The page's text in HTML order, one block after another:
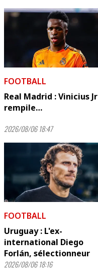
FOOTBALL
Real Madrid : Vinicius Jr
rempile…
2026/08/06 18:47
FOOTBALL
Uruguay : L'ex-
international Diego
Forlán, sélectionneur
2026/08/06 18:16